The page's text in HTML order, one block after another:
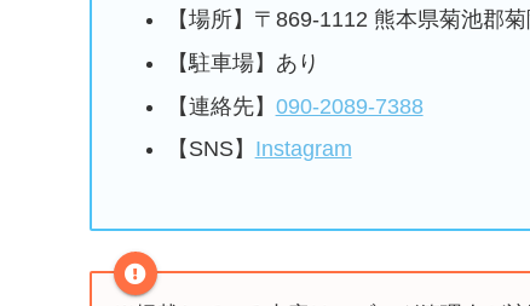
【場所】〒869-1112 熊本県菊池郡
【駐車場】あり
【連絡先】 090-2089-7388
【SNS】 Instagram